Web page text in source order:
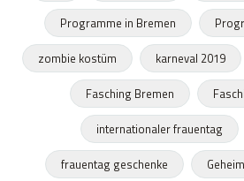
Programme in Bremen
zombie kostüm
karneval 2019
Fasching Bremen
internationaler frauentag
frauentag geschenke